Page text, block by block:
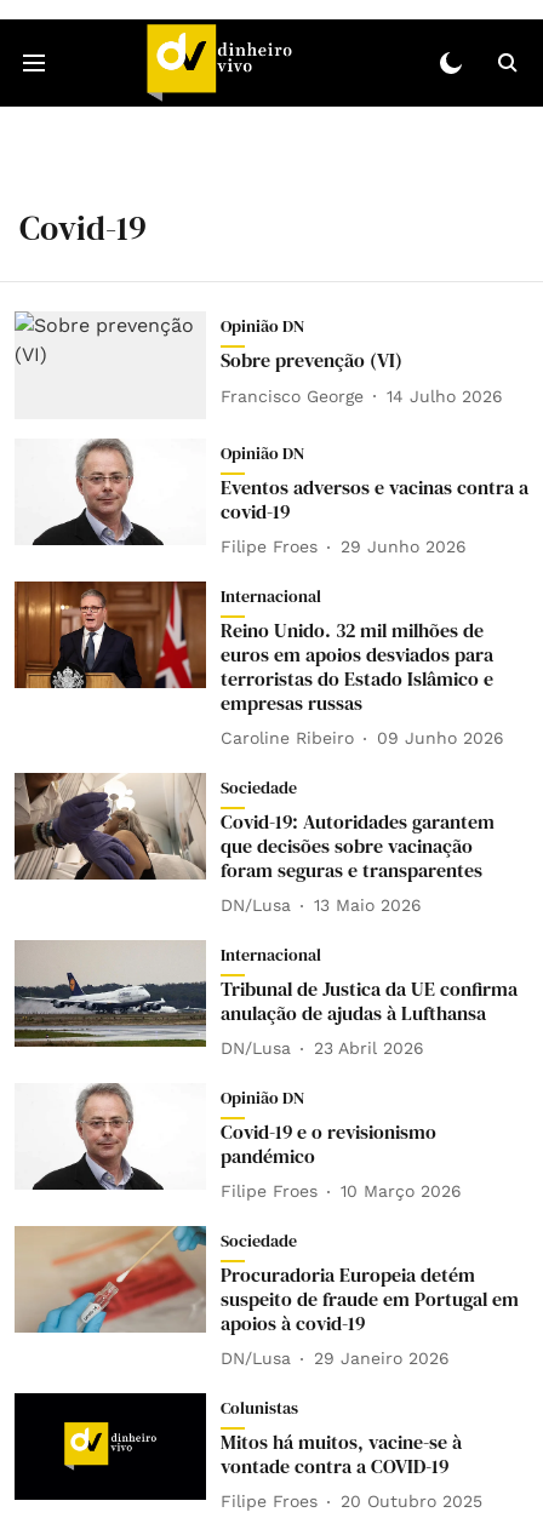
Covid-19
Opinião DN
Sobre prevenção (VI)
Francisco George 14 Julho 2026
Opinião DN
Eventos adversos e vacinas contra a
covid-19
Filipe Froes 29 Junho 2026
Internacional
Reino Unido. 32 mil milhões de
euros em apoios desviados para
terroristas do Estado Islâmico e
empresas russas
Caroline Ribeiro 09 Junho 2026
Sociedade
Covid-19: Autoridades garantem
que decisões sobre vacinação
foram seguras e transparentes
DN/Lusa 13 Maio 2026
Internacional
Tribunal de Justica da UE confirma
anulação de ajudas à Lufthansa
DN/Lusa 23 Abril 2026
Opinião DN
Covid-19 e o revisionismo
pandémico
Filipe Froes 10 Março 2026
Sociedade
Procuradoria Europeia detém
suspeito de fraude em Portugal em
apoios à covid-19
DN/Lusa 29 Janeiro 2026
Colunistas
Mitos há muitos, vacine-se à
vontade contra a COVID-19
Filipe Froes 20 Outubro 2025